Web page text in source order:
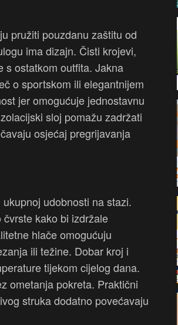
pružiti pouzdanu zaštitu od
ima dizajn. Čisti krojevi,
s ostatkom outfita. Jakna
o sportskom ili elegantnijem
jer omogućuje jednostavnu
sloj pomažu zadržati
osjećaj pregrijavanja
udobnosti na stazi.
kako bi izdržale
hlače omogućuju
ili težine. Dobar kroj i
tijekom cijelog dana.
ometanja pokreta. Praktični
struka dodatno povećavaju